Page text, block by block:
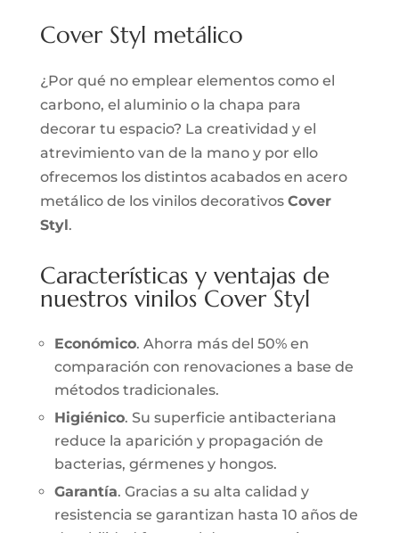
Cover Styl metálico
¿Por qué no emplear elementos como el
carbono, el aluminio o la chapa para
decorar tu espacio? La creatividad y el
atrevimiento van de la mano y por ello
ofrecemos los distintos acabados en acero
metálico de los vinilos decorativos Cover
Styl .
Características y ventajas de
nuestros vinilos Cover Styl
Económico. Ahorra más del 50% en
comparación con renovaciones a base de
métodos tradicionales.
Higiénico. Su superficie antibacteriana
reduce la aparición y propagación de
bacterias, gérmenes y hongos.
Garantía. Gracias a su alta calidad y
resistencia se garantizan hasta 10 años de